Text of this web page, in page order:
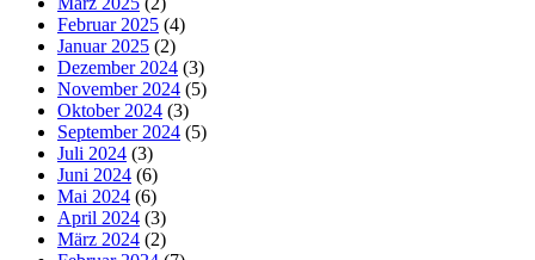
Februar 2025 (4)
Januar 2025 (2)
Dezember 2024 (3)
November 2024 (5)
Oktober 2024 (3)
September 2024 (5)
Juli 2024 (3)
Juni 2024 (6)
Mai 2024 (6)
April 2024 (3)
März 2024 (2)